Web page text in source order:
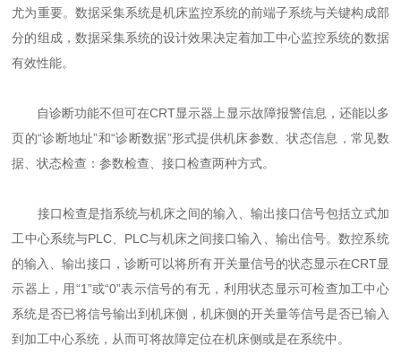
尤为重要。数据采集系统是机床监控系统的前端子系统与关键构成部
分的组成，数据采集系统的设计效果决定着加工中心监控系统的数据
有效性能。
自诊断功能不但可在CRT显示器上显示故障报警信息，还能以多
页的“诊断地址”和“诊断数据”形式提供机床参数、状态信息，常见数
据、状态检查：参数检查、接口检查两种方式。
接口检查是指系统与机床之间的输入、输出接口信号包括立式加
工中心系统与PLC、PLC与机床之间接口输入、输出信号。数控系统
的输入、输出接口，诊断可以将所有开关量信号的状态显示在CRT显
示器上，用“1”或“0”表示信号的有无，利用状态显示可检查加工中心
系统是否已将信号输出到机床侧，机床侧的开关量等信号是否已输入
到加工中心系统，从而可将故障定位在机床侧或是在系统中。